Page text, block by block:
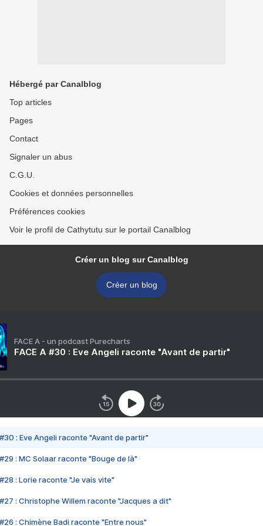
Hébergé par Canalblog
Top articles
Pages
Contact
Signaler un abus
C.G.U.
Cookies et données personnelles
Préférences cookies
Voir le profil de Cathytutu sur le portail Canalblog
Créer un blog sur Canalblog
Créer un blog
FACE A - un podcast Purecharts
FACE A #30 : Eve Angeli raconte "Avant de partir"
#30 : Eve Angeli raconte "Avant de partir"
#29 : MC Solaar raconte "Bouge de là"
#28 : Lorie raconte "Je vais vite"
#27 : Christophe Willem raconte "Jacques a dit"
#26 : Chimène Badi raconte "Entre nous"